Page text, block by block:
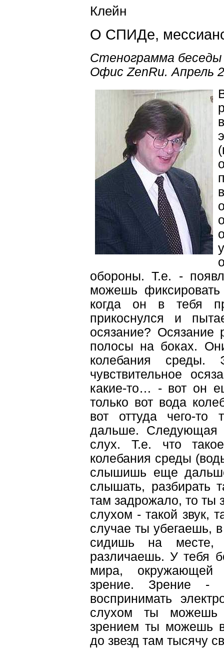
Клейн
О СПИДе,
Стенограмма беседы
Офис ZenRu. Апрель
обороны. Т.е. -
можешь фиксировать
когда он в тебя
прикоснулся и
осязание?
полосы на боках.
колебания
чувствительное
какие-то… - вот он
только вот вода
вот оттуда чего-
дальше. Следующая
слух. Т.е. что
колебания среды
слышишь еще
слышать, разбирать
там задрожало, то ты
слухом - такой звук,
случае ты убегаешь,
сидишь на
различаешь. У тебя
мира, окружающей
зрение. Зрение -
воспринимать
слухом ты можешь
зрением ты можешь
до звезд там тысячу